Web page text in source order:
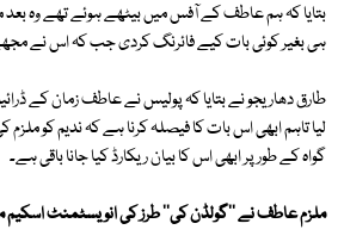
بتایا کہ ہم عاطف کے آفس میں بیٹھے ہوئے تھے وہ
ہی بغیر کوئی بات کیے فائرنگ کردی جب کہ اس نے
طارق دھاریجو نے بتایا کہ پولیس نے عاطف زمان کے
لیا تاہم ابھی اس بات کا فیصلہ کرنا ہے کہ ندیم کو
گواہ کے طور پر ابھی اس کا بیان ریکارڈ کیا جانا باقی ہے۔
ملزم عاطف نے ''گولڈن کی'' طرز کی انویسٹمنٹ اسکیم